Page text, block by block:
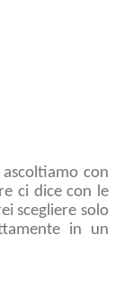
con
ci dice con le
scegliere solo
in un